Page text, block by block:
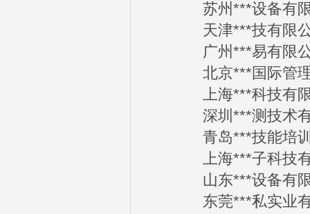
苏州***设备有限
天津***技有限公
广州***易有限公
北京***国际管理
上海***科技有限
深圳***测技术有
青岛***技能培训
上海***子科技有
山东***设备有限
东莞***私实业有